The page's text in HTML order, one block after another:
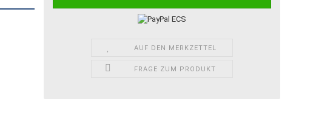
AUF DEN MERKZETTEL
FRAGE ZUM PRODUKT